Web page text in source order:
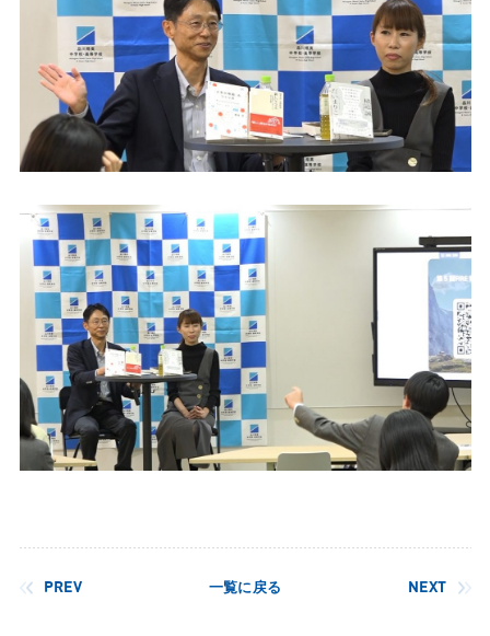
PREV 一覧に戻る NEXT